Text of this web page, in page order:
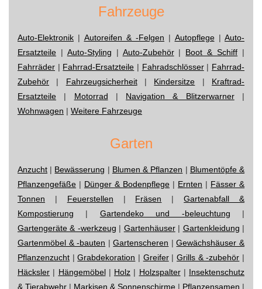
Fahrzeuge
Auto-Elektronik | Autoreifen & -Felgen | Autopflege| Auto-
Ersatzteile | Auto-Styling | Auto-Zubehör| Boot & Schiff |
Fahrräder | Fahrrad-Ersatzteile | Fahradschlösser| Fahrrad-
Zubehör | Fahrzeugsicherheit| Kindersitze | Kraftrad-
Ersatzteile | Motorrad | Navigation & Blitzerwarner|
Wohnwagen | Weitere Fahrzeuge
Garten
Anzucht | Bewässerung | Blumen & Pflanzen | Blumentöpfe &
Pflanzengefäße | Dünger & Bodenpflege | Ernten | Fässer &
Tonnen | Feuerstellen | Fräsen |Gartenabfall &
Kompostierung | Gartendeko und -beleuchtung |
Gartengeräte & -werkzeug | Gartenhäuser| Gartenkleidung |
Gartenmöbel & -bauten |Gartenscheren |Gewächshäuser &
Pflanzenzucht |Grabdekoration | Greifer|Grills & -zubehör |
Häcksler | Hängemöbel| Holz | Holzspalter| Insektenschutz
& Tierabwehr | Markisen & Sonnenschirme | Pflanzensamen |